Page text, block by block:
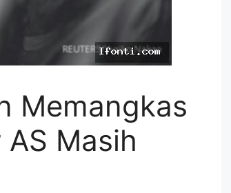
Memangkas
Masih